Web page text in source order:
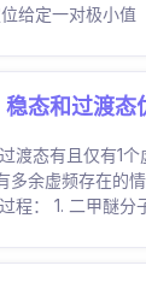
给定一对极小
态和过渡
渡态有且仅有1
余虚频存在的
程： 1. 二甲醚